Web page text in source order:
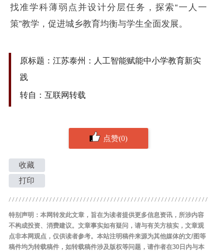
找准学科薄弱点并设计分层任务，探索“一人一
策”教学，促进城乡教育均衡与学生全面发展。
原标题：江苏泰州：人工智能赋能中小学教育新实
践
转自：互联网转载
点赞(0)
收藏
打印
特别声明：本网转发此文章，旨在为读者提供更多信息资讯，所涉内容
不构成投资、消费建议。文章事实如有疑问，请与有关方核实，文章观
点非本网观点，仅供读者参考。本站注明稿件来源为其他媒体的文/图等
稿件均为转载稿件，如转载稿件涉及版权等问题，请作者在30日内与本